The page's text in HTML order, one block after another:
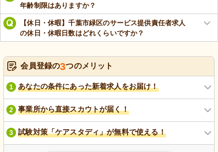
年齢制限はありますか？
【休日・休暇】千葉市緑区のサービス提供責任者求人
の休日・休暇日数はどれくらいですか？
会員登録の3つのメリット
1 あなたの条件にあった新着求人をお届け！
2 事業所から直接スカウトが届く！
3 試験対策「ケアスタディ」が無料で使える！